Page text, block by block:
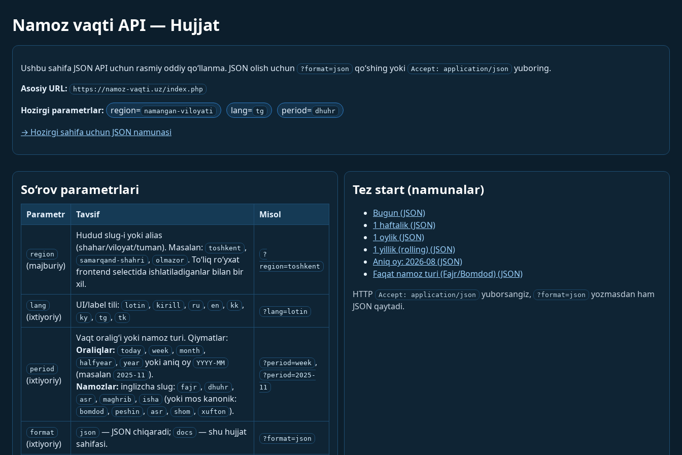
Namoz vaqti API — Hujjat
Ushbu sahifa JSON API uchun rasmiy oddiy qo‘llanma. JSON olish uchun ?format=json qo‘shing yoki Accept: application/json
yuboring.
Asosiy URL:
https://namoz-vaqti.uz/index.php
Hozirgi parametrlar: region= namangan-viloyati lang= tg period= dhuhr
→ Hozirgi sahifa uchun JSON namunasi
So‘rov parametrlari
Parametr Tavsif Misol
region
(majburiy)
Hudud slug-i yoki alias
(shahar/viloyat/tuman). Masalan:
toshkent ,
samarqand-shahri , olmazor . To‘liq ro‘yxat
frontend selectida ishlatiladiganlar bilan bir
xil.
?
region=toshkent
lang
(ixtiyoriy)
UI/label tili: lotin , kirill , ru , en , kk ,
ky , tg , tk
?lang=lotin
period
(ixtiyoriy)
Vaqt oralig‘i yoki namoz turi. Qiymatlar:
Oraliqlar:
today , week , month ,
halfyear , year yoki aniq oy YYYY-MM
(masalan 2025-11 ).
Namozlar: inglizcha slug: fajr , dhuhr ,
asr , maghrib , isha (yoki mos kanonik:
bomdod , peshin , asr , shom , xufton ).
?period=week ,
?period=2025-
11
format
(ixtiyoriy)
json — JSON chiqaradi; docs
— shu hujjat
sahifasi.
?format=json
Tez start (namunalar)
Bugun (JSON)
1 haftalik (JSON)
1 oylik (JSON)
1 yillik (rolling) (JSON)
Aniq oy: 2026-08 (JSON)
Faqat namoz turi (Fajr/Bomdod) (JSON)
HTTP
Accept: application/json yuborsangiz, ?format=json
yozmasdan ham
JSON qaytadi.